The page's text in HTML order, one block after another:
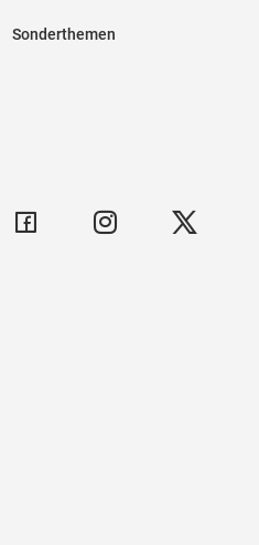
Sonderthemen